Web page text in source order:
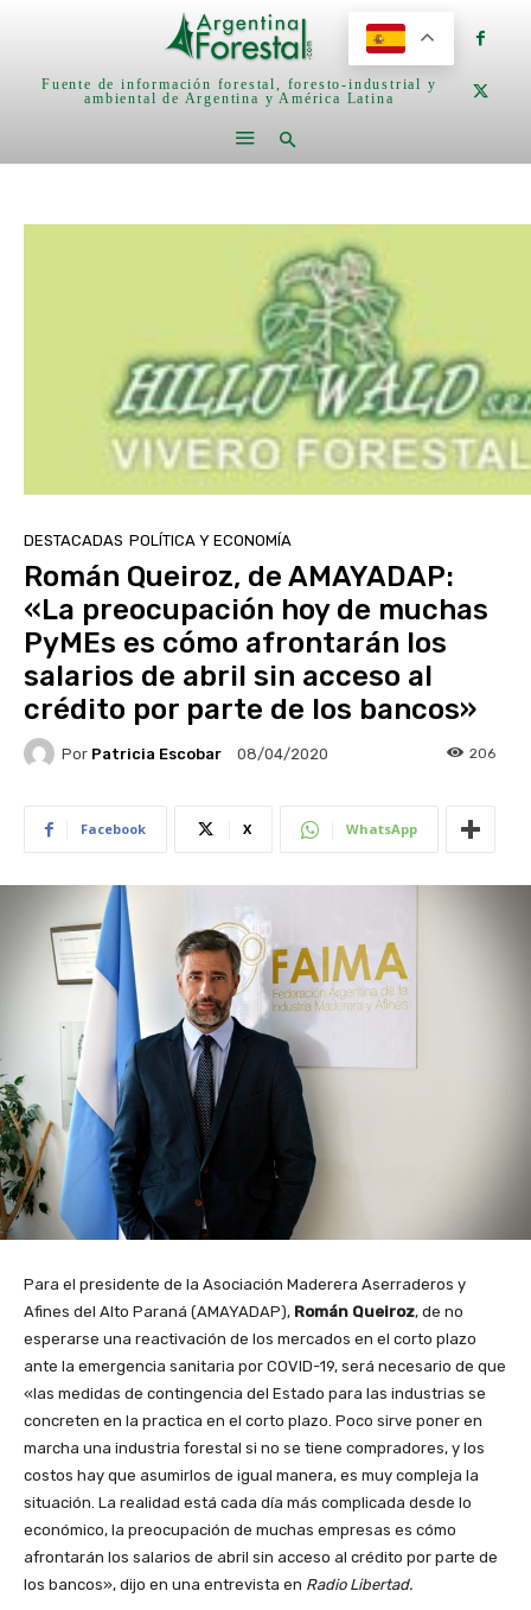
Fuente de información forestal, foresto-industrial y
ambiental de Argentina y América Latina
DESTACADAS POLÍTICA Y ECONOMÍA
Román Queiroz, de AMAYADAP:
«La preocupación hoy de muchas
PyMEs es cómo afrontarán los
salarios de abril sin acceso al
crédito por parte de los bancos»
Por Patricia Escobar 08/04/2020 206
Facebook X WhatsApp
Para el presidente de la Asociación Maderera Aserraderos y
Afines del Alto Paraná (AMAYADAP), Román Queiroz, de no
esperarse una reactivación de los mercados en el corto plazo
ante la emergencia sanitaria por COVID-19, será necesario de que
«las medidas de contingencia del Estado para las industrias se
concreten en la practica en el corto plazo. Poco sirve poner en
marcha una industria forestal si no se tiene compradores, y los
costos hay que asumirlos de igual manera, es muy compleja la
situación. La realidad está cada día más complicada desde lo
económico, la preocupación de muchas empresas es cómo
afrontarán los salarios de abril sin acceso al crédito por parte de
los bancos», dijo en una entrevista en Radio Libertad.